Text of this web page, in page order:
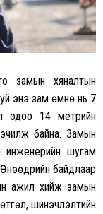
замын хяналтын
энэ зам өмнө нь 7
одоо 14 метрийн
байна. Замын
инженерийн шугам
байдлаар
ажил хийж замын
шинэчлэлтийн